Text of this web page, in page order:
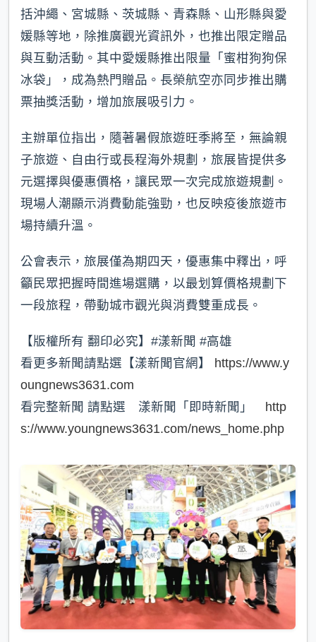
括沖繩、宮城縣、茨城縣、青森縣、山形縣與愛
媛縣等地，除推廣觀光資訊外，也推出限定贈品
與互動活動。其中愛媛縣推出限量「蜜柑狗狗保
冰袋」，成為熱門贈品。長榮航空亦同步推出購
票抽獎活動，增加旅展吸引力。
主辦單位指出，隨著暑假旅遊旺季將至，無論親
子旅遊、自由行或長程海外規劃，旅展皆提供多
元選擇與優惠價格，讓民眾一次完成旅遊規劃。
現場人潮顯示消費動能強勁，也反映疫後旅遊市
場持續升溫。
公會表示，旅展僅為期四天，優惠集中釋出，呼
籲民眾把握時間進場選購，以最划算價格規劃下
一段旅程，帶動城市觀光與消費雙重成長。
【版權所有 翻印必究】#漾新聞 #高雄
看更多新聞請點選【漾新聞官網】 https://www.y
oungnews3631.com
看完整新聞 請點選 漾新聞「即時新聞」 http
s://www.youngnews3631.com/news_home.php